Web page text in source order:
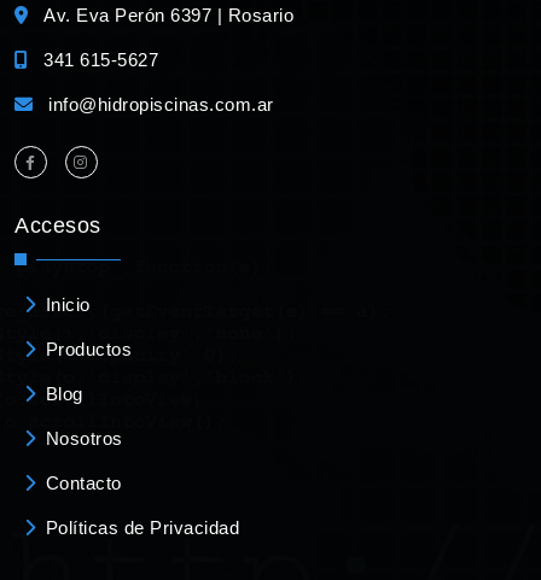
Av. Eva Perón 6397 | Rosario
341 615-5627
info@hidropiscinas.com.ar
Accesos
Inicio
Productos
Blog
Nosotros
Contacto
Políticas de Privacidad